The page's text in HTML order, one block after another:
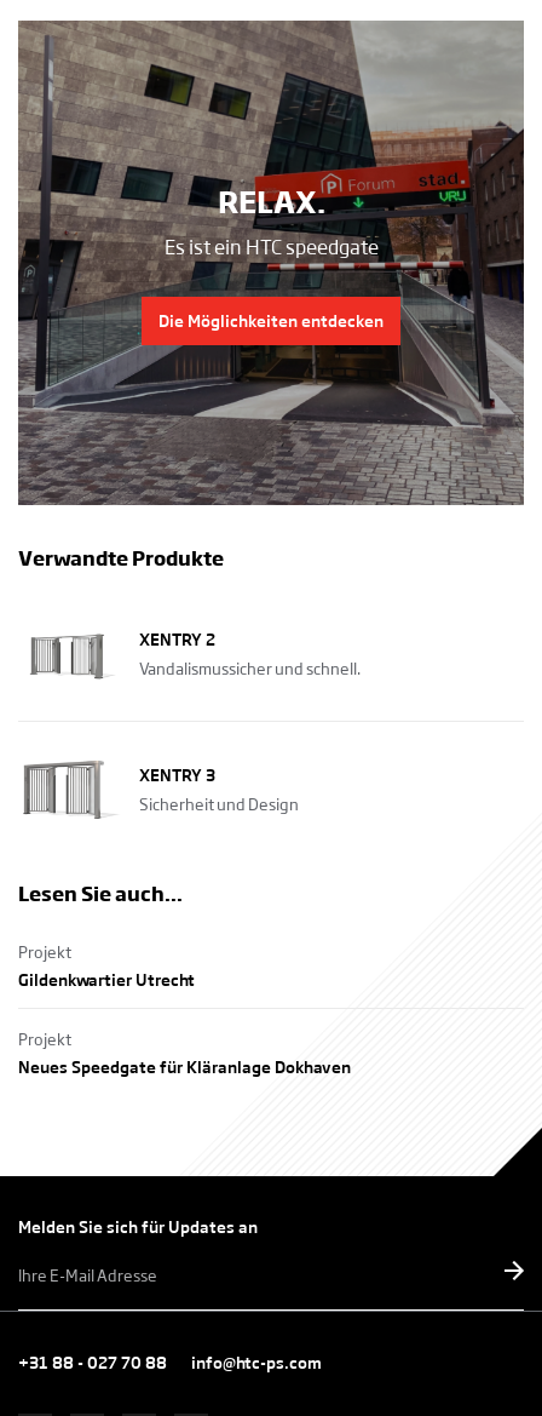
RELAX.
Es ist ein HTC speedgate
Die Möglichkeiten entdecken
Verwandte Produkte
XENTRY 2
Vandalismussicher und schnell.
XENTRY 3
Sicherheit und Design
Lesen Sie auch...
Projekt
Gildenkwartier Utrecht
Projekt
Neues Speedgate für Kläranlage Dokhaven
Melden Sie sich für Updates an
mailadres *
+31 88 - 027 70 88 info@htc-ps.com